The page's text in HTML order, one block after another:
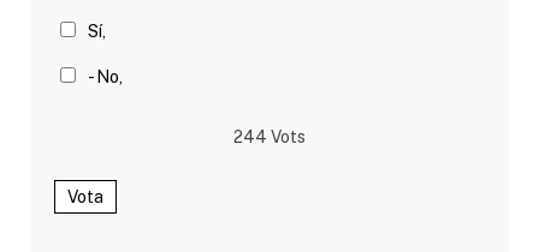
Sí,
- No,
244 Vots
Vota